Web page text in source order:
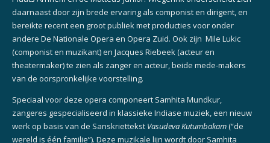
daarnaast door zijn brede ervaring als componist en dirigent, en
bereikte recent een groot publiek met producties voor onder
andere De Nationale Opera en Opera Zuid. Ook zijn Mile Lukic
(componist en muzikant) en Jacques Riebeek (acteur en
theatermaker) te zien als zanger en acteur, beide mede-makers
van de oorspronkelijke voorstelling.
Speciaal voor deze opera componeert Samhita Mundkur,
zangeres gespecialiseerd in klassieke Indiase muziek, een nieuw
werk op basis van de Sanskriettekst Vasudeva Kutumbakam(“de
wereld is één familie”). Deze muzikale lijn wordt door Samhita